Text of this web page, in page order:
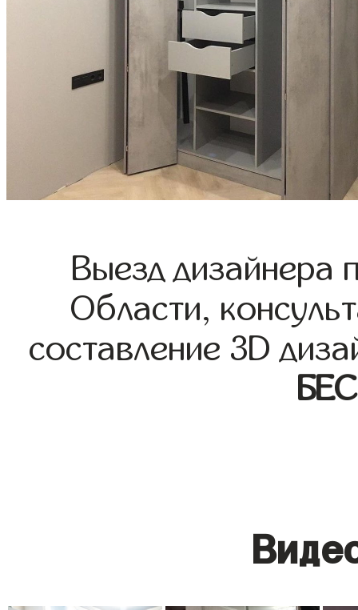
Выезд дизайнера
Области,
составление 3D